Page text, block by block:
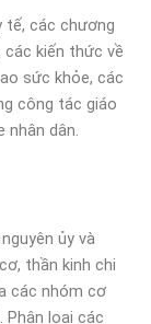
tế, các chương
kiến thức về
sức khỏe, các
công tác giáo
nhân dân.
ủy và
thần kinh chi
các nhóm cơ
loại các